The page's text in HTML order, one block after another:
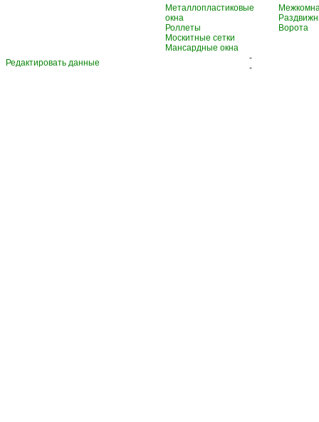
Металлопластиковые
окна
Роллеты
Москитные сетки
Мансардные окна
Ворота
Редактировать данные
-
-